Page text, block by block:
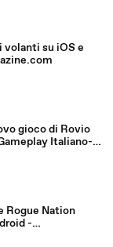
volanti su iOS e
gioco di Rovio
Italiano-
Rogue Nation
-